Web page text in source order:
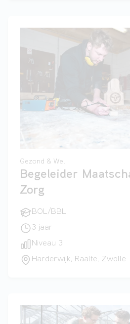
Gezond & Wel
Begeleider
Zorg
BOL/BBL
3 jaar
Niveau 3
Harderwijk, Raalte, Zwolle